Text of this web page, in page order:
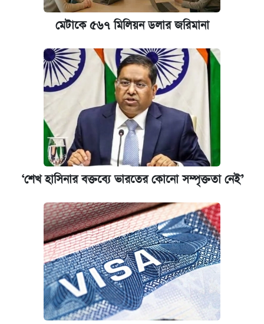
মেটাকে ৫৬৭ মিলিয়ন ডলার জরিমানা
‘শেখ হাসিনার বক্তব্যে ভারতের কোনো সম্পৃক্ততা নেই’